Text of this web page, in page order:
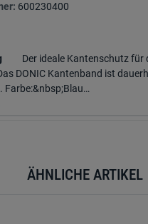
600230400
Der ideale Kantenschutz für
DONIC Kantenband ist
Farbe:&nbsp;Blau…
überspringen
ÄHNLICHE ARTIKEL